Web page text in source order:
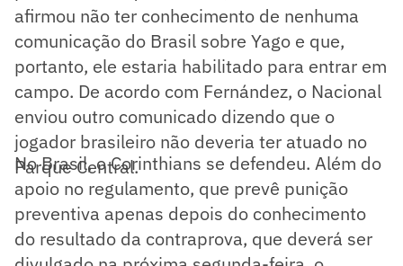
afirmou não ter conhecimento de nenhuma
comunicação do Brasil sobre Yago e que,
portanto, ele estaria habilitado para entrar em
campo. De acordo com Fernández, o Nacional
enviou outro comunicado dizendo que o
jogador brasileiro não deveria ter atuado no
Parque Central.
No Brasil, o Corinthians se defendeu. Além do
apoio no regulamento, que prevê punição
preventiva apenas depois do conhecimento
do resultado da contraprova, que deverá ser